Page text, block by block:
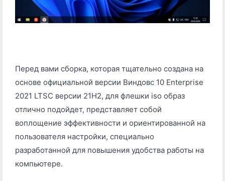
Перед вами сборка, которая тщательно создана на
основе официальной версии Виндовс 10 Enterprise
2021 LTSC версии 21H2, для флешки iso образ
отлично подойдет, представляет собой
воплощение эффективности и ориентированной на
пользователя настройки, специально
разработанной для повышения удобства работы на
компьютере.